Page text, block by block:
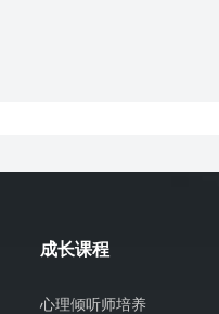
成长课程
心理倾听师培养